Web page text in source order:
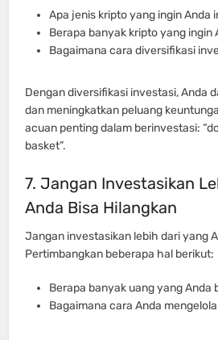
Apa jenis kripto yang ingin Anda
Berapa banyak kripto yang ingin
Bagaimana cara diversifikasi
Dengan diversifikasi investasi, Anda
dan meningkatkan peluang
acuan penting dalam berinvestasi:
basket”.
7. Jangan Investasikan
Anda Bisa Hilangkan
Jangan investasikan lebih dari yang
Pertimbangkan beberapa hal berikut:
Berapa banyak uang yang Anda
Bagaimana cara Anda